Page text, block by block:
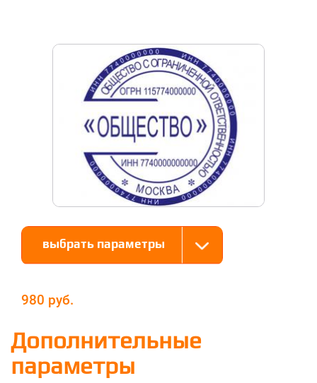
выбрать параметры
980
Дополнительные
параметры